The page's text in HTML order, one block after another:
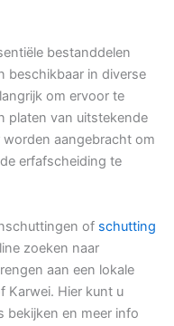
bestanddelen
beschikbaar in diverse
om ervoor te
platen van uitstekende
aangebracht om
erfafscheiding te
of schutting
zoeken naar
aan een lokale
Karwei. Hier kunt u
bekijken en meer info